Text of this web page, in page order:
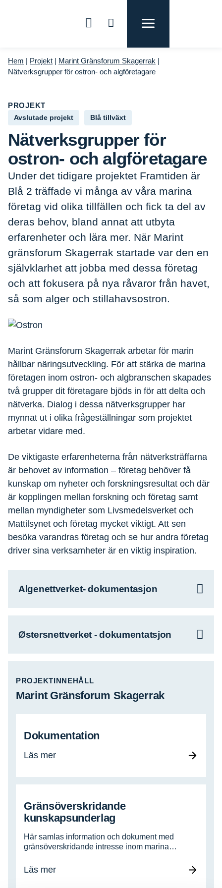
Hem | Projekt | Marint Gränsforum Skagerrak |
Nätverksgrupper för ostron- och algföretagare
PROJEKT
Avslutade projekt Blå tillväxt
Nätverksgrupper för
ostron- och algföretagare
Under det tidigare projektet Framtiden är
Blå 2 träffade vi många av våra marina
företag vid olika tillfällen och fick ta del av
deras behov, bland annat att utbyta
erfarenheter och lära mer. När Marint
gränsforum Skagerrak startade var den en
självklarhet att jobba med dessa företag
och att fokusera på nya råvaror från havet,
så som alger och stillahavsostron.
Marint Gränsforum Skagerrak arbetar för marin
hållbar näringsutveckling. För att stärka de marina
företagen inom ostron- och algbranschen skapades
två grupper dit företagare bjöds in för att delta och
nätverka. Dialog i dessa nätverksgrupper har
mynnat ut i olika frågeställningar som projektet
arbetar vidare med.
De viktigaste erfarenheterna från nätverksträffarna
är behovet av information – företag behöver få
kunskap om nyheter och forskningsresultat och där
är kopplingen mellan forskning och företag samt
mellan myndigheter som Livsmedelsverket och
Mattilsynet och företag mycket viktigt. Att sen
besöka varandras företag och se hur andra företag
driver sina verksamheter är en viktig inspiration.
Algenettverket- dokumentasjon
Østersnettverket - dokumentatsjon
PROJEKTINNEHÅLL
Marint Gränsforum Skagerrak
Dokumentation
Läs mer
Gränsöverskridande
kunskapsunderlag
Här samlas information och dokument med
gränsöverskridande intresse inom marina…
Läs mer